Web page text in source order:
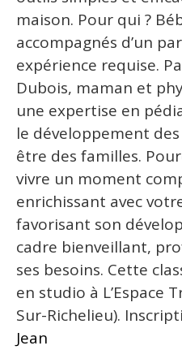
maison. Pour qui ?
accompagnés d’un
expérience requise.
Dubois, maman et
une expertise en
le développement
être des familles.
vivre un moment
enrichissant avec
favorisant son
cadre bienveillant,
ses besoins. Cette
en studio à L’Espace
Sur-Richelieu).
Jean